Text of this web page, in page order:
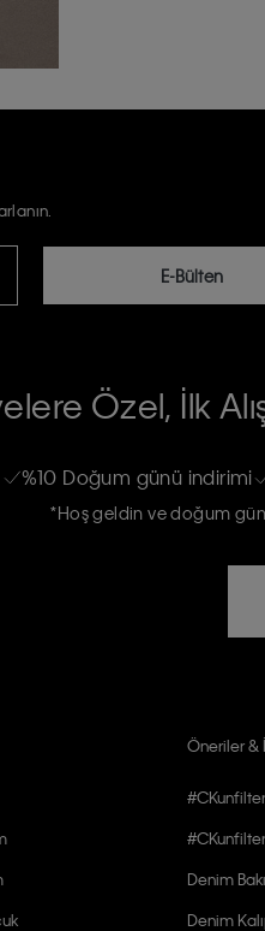
E-Bülten
tarafına gönderileceğinin ve güncel
Özel, İlk
%10 Doğum günü indirimi
*Hoş geldin ve doğum
Öneriler &
Denim
Denim